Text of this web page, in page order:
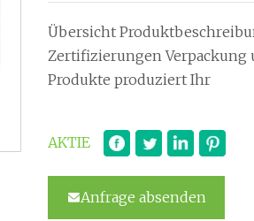
Übersicht
Zertifizierungen Verpackung
Produkte produziert Ihr
AKTIE
Anfrage absenden